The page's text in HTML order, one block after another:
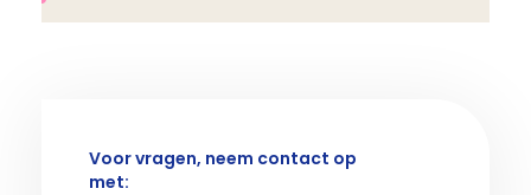
Voor vragen, neem contact op
met: